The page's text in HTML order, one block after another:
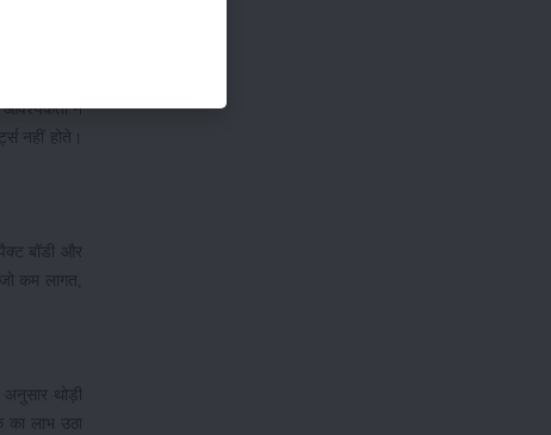
कारण इसमें
आवश्यकता न
नहीं होते।
बॉडी और
कम लागत,
थोड़ी
लाभ उठा